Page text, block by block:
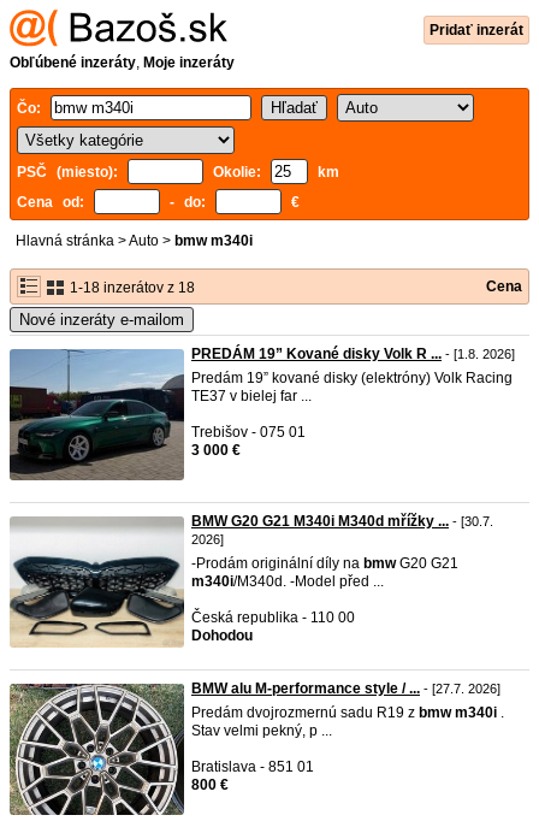
Pridať inzerát
Obľúbené inzeráty, Moje inzeráty
Čo:
PSČ (miesto): Okolie:
km
Cena od:
- do: €
Hlavná stránka >Auto > bmw m340i
1-18 inzerátov z 18 Cena
Nové inzeráty e-mailom
PREDÁM 19” Kované disky Volk R ... - [1.8. 2026]
Predám 19” kované disky (elektróny) Volk Racing
TE37 v bielej far ...
Trebišov - 075 01
3 000 €
BMW G20 G21 M340i M340d mřížky ... - [30.7.
2026]
-Prodám originální díly na bmwG20 G21
m340i/M340d. -Model před ...
Česká republika - 110 00
Dohodou
BMW alu M-performance style / ... - [27.7. 2026]
Predám dvojrozmernú sadu R19 z bmw m340i .
Stav velmi pekný, p ...
Bratislava - 851 01
800 €